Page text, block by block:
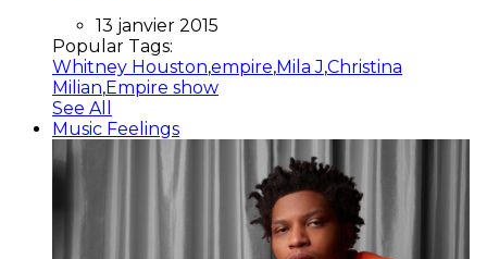
13 janvier 2015
Popular Tags:
Whitney Houston,empire,Mila J,Christina
Milian,Empire show
See All
Music Feelings